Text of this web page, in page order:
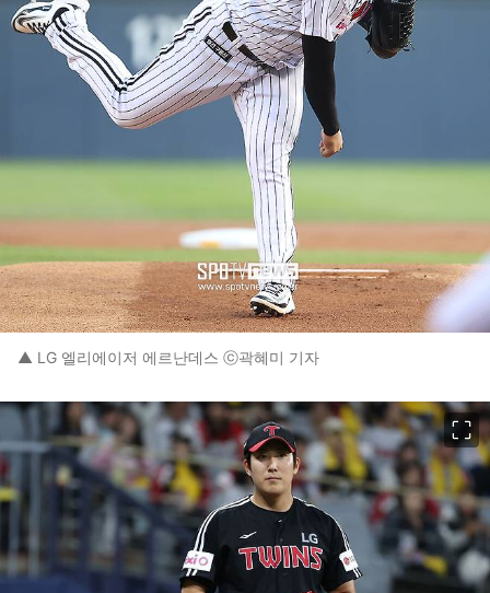
▲ LG 엘리에이저 에르난데스 ⓒ곽혜미 기자